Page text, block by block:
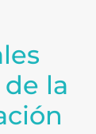
la